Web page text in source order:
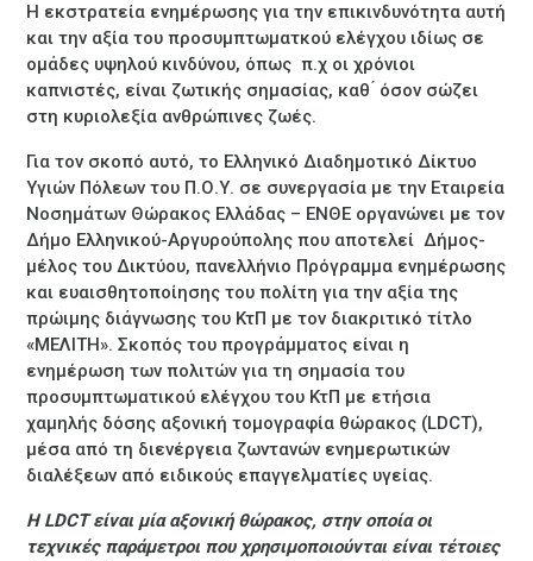
Η εκστρατεία ενημέρωσης για την επικινδυνότητα αυτή
και την αξία του προσυμπτωματκού ελέγχου ιδίως σε
ομάδες υψηλού κινδύνου, όπως π.χ οι χρόνιοι
καπνιστές, είναι ζωτικής σημασίας, καθ ́ όσον σώζει
στη κυριολεξία ανθρώπινες ζωές.
Για τον σκοπό αυτό, το Ελληνικό Διαδημοτικό Δίκτυο
Υγιών Πόλεων του Π.Ο.Υ. σε συνεργασία με την Εταιρεία
Νοσημάτων Θώρακος Ελλάδας – ΕΝΘΕ οργανώνει με τον
Δήμο Ελληνικού-Αργυρούπολης που αποτελεί Δήμος-
μέλος του Δικτύου, πανελλήνιο Πρόγραμμα ενημέρωσης
και ευαισθητοποίησης του πολίτη για την αξία της
πρώιμης διάγνωσης του ΚτΠ με τον διακριτικό τίτλο
«ΜΕΛΙΤΗ». Σκοπός του προγράμματος είναι η
ενημέρωση των πολιτών για τη σημασία του
προσυμπτωματικού ελέγχου του ΚτΠ με ετήσια
χαμηλής δόσης αξονική τομογραφία θώρακος (LDCT),
μέσα από τη διενέργεια ζωντανών ενημερωτικών
διαλέξεων από ειδικούς επαγγελματίες υγείας.
Η LDCT είναι μία αξονική θώρακος, στην οποία οι
τεχνικές παράμετροι που χρησιμοποιούνται είναι τέτοιες